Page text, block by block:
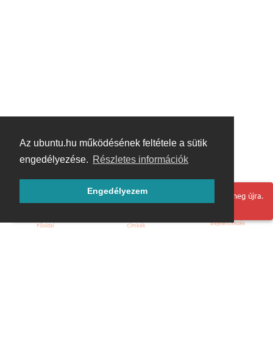
Az ubuntu.hu működésének feltétele a sütik
engedélyezése. Részletes információk
Engedélyezem
Hoppá! Valami hiba történt. Frissítse az oldalt és próbálja meg újra.
Főoldal Címkék Bejelentkezés